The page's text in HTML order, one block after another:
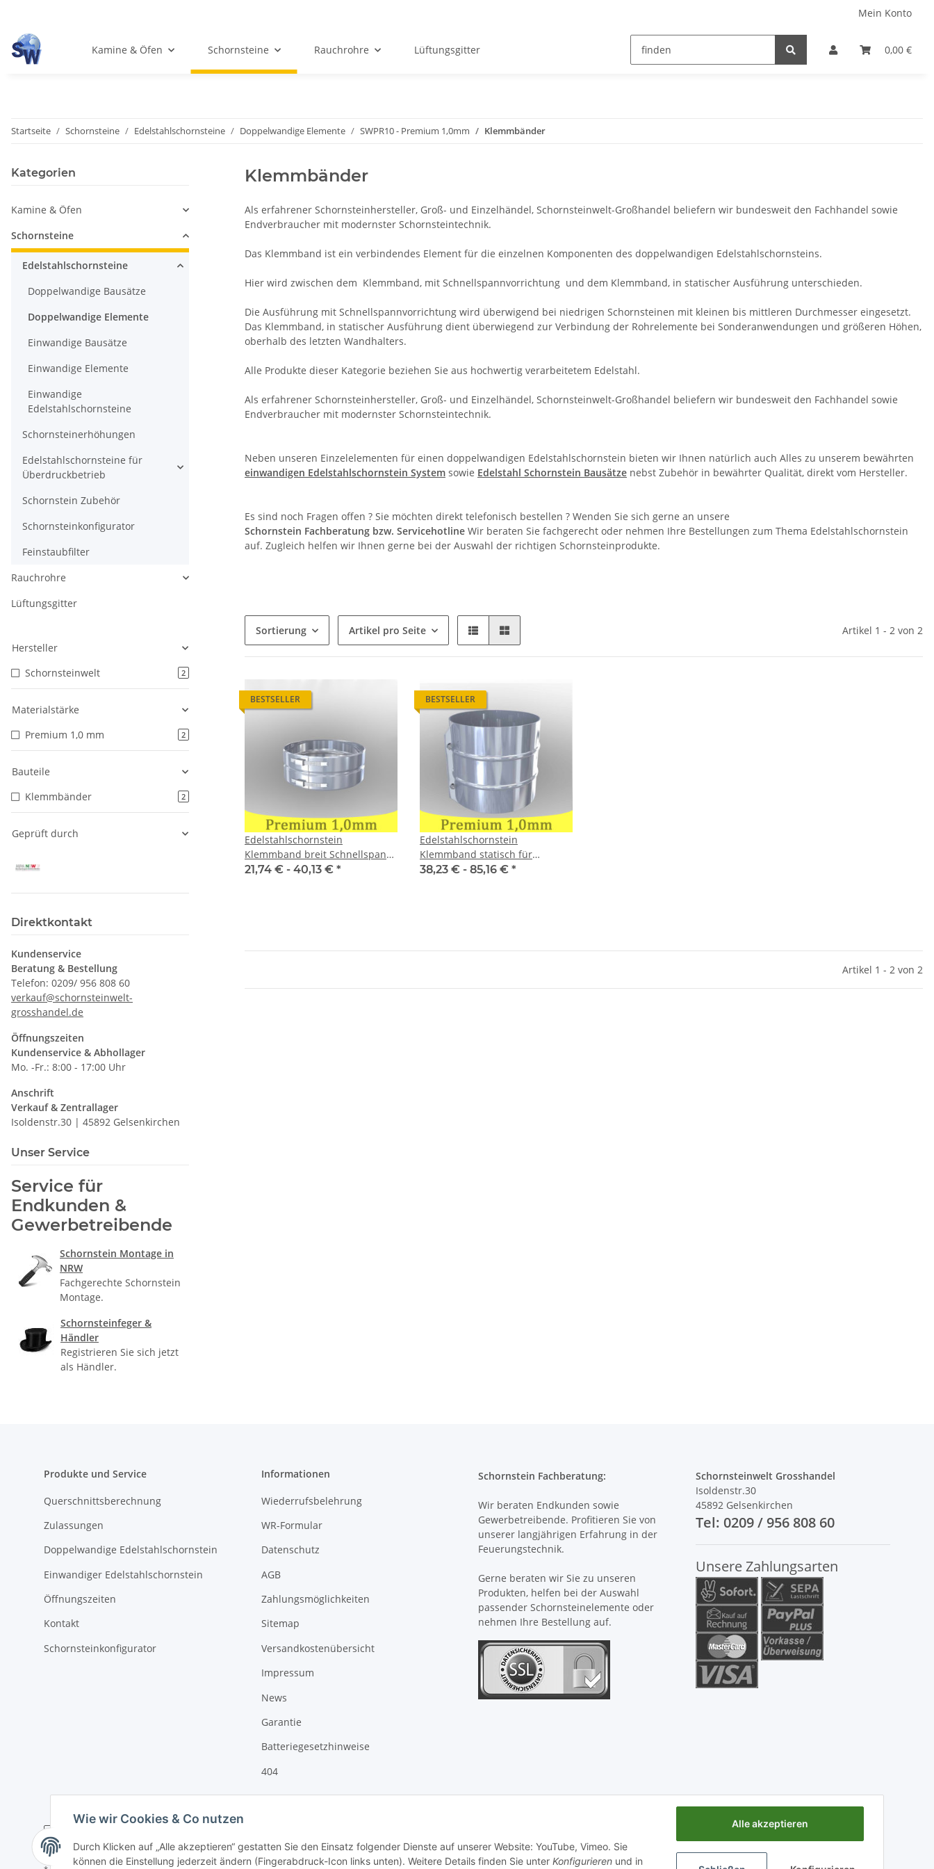
Mein Konto
0,00 €
Kamine & Öfen Schornsteine Rauchrohre Lüftungsgitter
Startseite Schornsteine Edelstahlschornsteine Doppelwandige Elemente SWPR10 - Premium 1,0mm Klemmbänder
Klemmbänder
Als erfahrener Schornsteinhersteller, Groß- und Einzelhändel, Schornsteinwelt-Großhandel beliefern wir bundesweit den Fachhandel sowie
Endverbraucher mit modernster Schornsteintechnik.
Das Klemmband ist ein verbindendes Element für die einzelnen Komponenten des doppelwandigen Edelstahlschornsteins.
Hier wird zwischen dem Klemmband, mit Schnellspannvorrichtung und dem Klemmband, in statischer Ausführung unterschieden.
Die Ausführung mit Schnellspannvorrichtung wird überwigend bei niedrigen Schornsteinen mit kleinen bis mittleren Durchmesser eingesetzt.
Das Klemmband, in statischer Ausführung dient überwiegend zur Verbindung der Rohrelemente bei Sonderanwendungen und größeren Höhen,
oberhalb des letzten Wandhalters.
Alle Produkte dieser Kategorie beziehen Sie aus hochwertig verarbeitetem Edelstahl.
Als erfahrener Schornsteinhersteller, Groß- und Einzelhändel, Schornsteinwelt-Großhandel beliefern wir bundesweit den Fachhandel sowie
Endverbraucher mit modernster Schornsteintechnik.
Neben unseren Einzelelementen für einen doppelwandigen Edelstahlschornstein bieten wir Ihnen natürlich auch Alles zu unserem bewährten
einwandigen Edelstahlschornstein System sowie Edelstahl Schornstein Bausätze nebst Zubehör in bewährter Qualität, direkt vom Hersteller.
Es sind noch Fragen offen ? Sie möchten direkt telefonisch bestellen ? Wenden Sie sich gerne an unsere
Schornstein Fachberatung bzw. Servicehotline Wir beraten Sie fachgerecht oder nehmen Ihre Bestellungen zum Thema Edelstahlschornstein
auf. Zugleich helfen wir Ihnen gerne bei der Auswahl der richtigen Schornsteinprodukte.
Sortierung Artikel pro Seite Artikel 1 - 2 von 2
BESTSELLER
Edelstahlschornstein
Klemmband breit Schnellspann
für Premium 1,0 mm
21,74 € - 40,13 € *
BESTSELLER
Edelstahlschornstein
Klemmband statisch für
Premium 1,0 mm
38,23 € - 85,16 € *
Artikel 1 - 2 von 2
Kategorien
Kamine & Öfen
Schornsteine
Edelstahlschornsteine
Doppelwandige Bausätze
Doppelwandige Elemente
Einwandige Bausätze
Einwandige Elemente
Einwandige
Edelstahlschornsteine
Schornsteinerhöhungen
Edelstahlschornsteine für
Überdruckbetrieb
Schornstein Zubehör
Schornsteinkonfigurator
Feinstaubfilter
Rauchrohre
Lüftungsgitter
Hersteller
Schornsteinwelt
2
Materialstärke
Premium 1,0 mm
2
Bauteile
Klemmbänder
2
Geprüft durch
Direktkontakt
Kundenservice
Beratung & Bestellung
Telefon: 0209/ 956 808 60
verkauf@schornsteinwelt-
grosshandel.de
Öffnungszeiten
Kundenservice & Abhollager
Mo. -Fr.: 8:00 - 17:00 Uhr
Anschrift
Verkauf & Zentrallager
Isoldenstr.30 | 45892 Gelsenkirchen
Unser Service
Service für
Endkunden &
Gewerbetreibende
Schornstein Montage in
NRW
Fachgerechte Schornstein
Montage.
Schornsteinfeger &
Händler
Registrieren Sie sich jetzt
als Händler.
Produkte und Service
Querschnittsberechnung
Zulassungen
Doppelwandige Edelstahlschornstein
Einwandiger Edelstahlschornstein
Öffnungszeiten
Kontakt
Schornsteinkonfigurator
Informationen
Wiederrufsbelehrung
WR-Formular
Datenschutz
AGB
Zahlungsmöglichkeiten
Sitemap
Versandkostenübersicht
Impressum
News
Garantie
Batteriegesetzhinweise
404
Schornstein Fachberatung:
Wir beraten Endkunden sowie
Gewerbetreibende. Profitieren Sie von
unserer langjährigen Erfahrung in der
Feuerungstechnik.
Gerne beraten wir Sie zu unseren
Produkten, helfen bei der Auswahl
passender Schornsteinelemente oder
nehmen Ihre Bestellung auf.
Schornsteinwelt Grosshandel
Isoldenstr.30
45892 Gelsenkirchen
Tel: 0209 / 956 808 60
Unsere Zahlungsarten
Wie wir Cookies & Co nutzen
Durch Klicken auf „Alle akzeptieren“ gestatten Sie den Einsatz folgender Dienste auf unserer Website: YouTube, Vimeo. Sie
können die Einstellung jederzeit ändern (Fingerabdruck-Icon links unten). Weitere Details finden Sie unter Konfigurieren und in
Alle akzeptieren